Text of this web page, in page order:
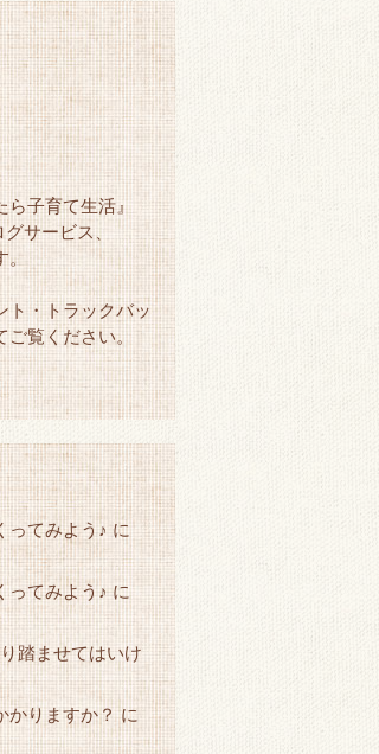
子育て生活』
サービス、
ト・トラックバッ
覧ください。
ってみよう♪ に
ってみよう♪ に
踏ませてはいけ
かりますか？ に